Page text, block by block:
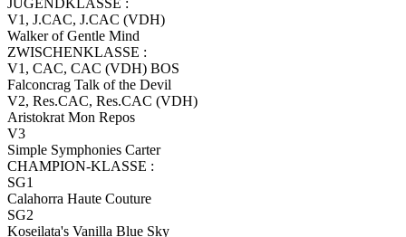
JUGENDKLASSE :
V1, J.CAC, J.CAC (VDH)
Walker of Gentle Mind
ZWISCHENKLASSE :
V1, CAC, CAC (VDH) BOS
Falconcrag Talk of the Devil
V2, Res.CAC, Res.CAC (VDH)
Aristokrat Mon Repos
V3
Simple Symphonies Carter
CHAMPION-KLASSE :
SG1
Calahorra Haute Couture
SG2
Koseilata's Vanilla Blue Sky